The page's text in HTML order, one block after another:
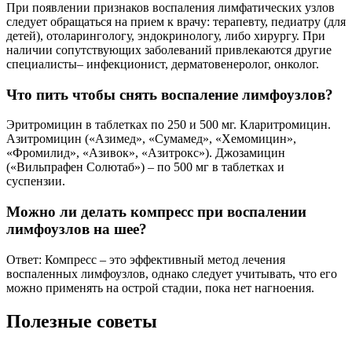
При появлении признаков воспаления лимфатических узлов
следует обращаться на прием к врачу: терапевту, педиатру (для
детей), отоларингологу, эндокринологу, либо хирургу. При
наличии сопутствующих заболеваний привлекаются другие
специалисты– инфекционист, дерматовенеролог, онколог.
Что пить чтобы снять воспаление лимфоузлов?
Эритромицин в таблетках по 250 и 500 мг. Кларитромицин.
Азитромицин («Азимед», «Сумамед», «Хемомицин»,
«Фромилид», «Азивок», «Азитрокс»). Джозамицин
(«Вильпрафен Солютаб») – по 500 мг в таблетках и
суспензии.
Можно ли делать компресс при воспалении
лимфоузлов на шее?
Ответ: Компресс – это эффективный метод лечения
воспаленных лимфоузлов, однако следует учитывать, что его
можно применять на острой стадии, пока нет нагноения.
Полезные советы